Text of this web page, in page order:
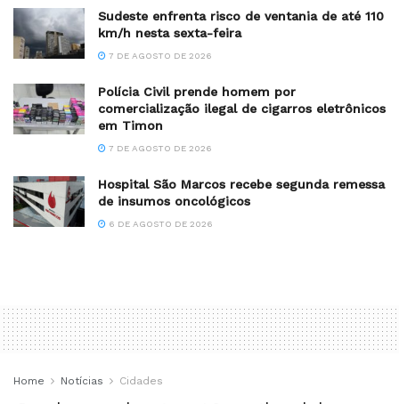
Sudeste enfrenta risco de ventania de até 110
km/h nesta sexta-feira
7 DE AGOSTO DE 2026
Polícia Civil prende homem por
comercialização ilegal de cigarros eletrônicos
em Timon
7 DE AGOSTO DE 2026
Hospital São Marcos recebe segunda remessa
de insumos oncológicos
6 DE AGOSTO DE 2026
Home Notícias Cidades